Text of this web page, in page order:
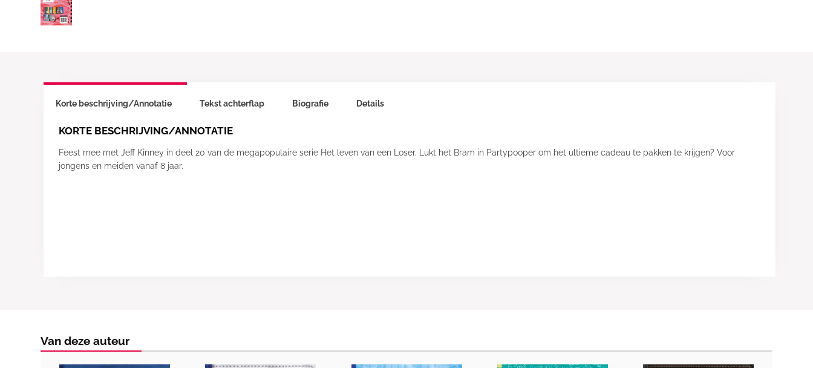
Korte beschrijving/Annotatie
KORTE BESCHRIJVING/ANNOTATIE
Feest mee met Jeff Kinney in deel 20 van de megapopulaire serie Het leven van een Loser. Lukt het Bram in Partypooper om het ultieme cadeau te pakken te krijgen? Voor
jongens en meiden vanaf 8 jaar.
Tekst achterflap Biografie Details
Van deze auteur